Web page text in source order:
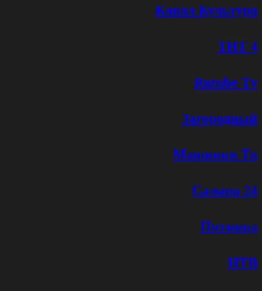
Канал Культура
ТНТ 4
Rutube Tv
Загородный
Машинки Тв
Самара 24
Пятница
НТВ